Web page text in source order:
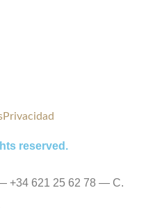
Privacidad
reserved.
‪+34 621 25 62 78‬ — C.